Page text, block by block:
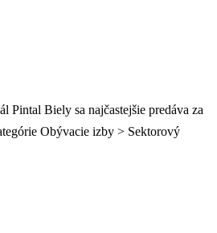
Pintal Biely sa najčastejšie predáva za
Obývacie izby > Sektorový